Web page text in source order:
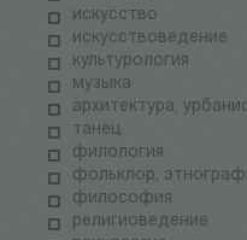
искусство
искусствоведение
культурология
музыка
архитектура,
танец
филология
фольклор,
философия
религиоведение